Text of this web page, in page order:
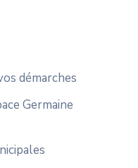
démarches
Germaine